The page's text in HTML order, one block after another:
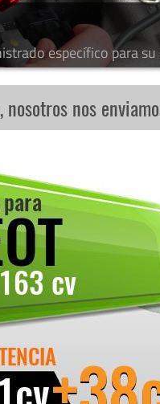
específico para
nos